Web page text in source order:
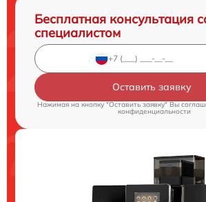
Бесплатная консультация
специалистом
Оставить заявку
Нажимая на кнопку "Оставить заявку" Вы
конфиденциальности